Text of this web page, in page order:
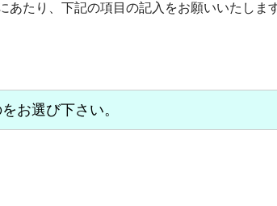
たり、下記の項目の記入をお願いいたします
お選び下さい。